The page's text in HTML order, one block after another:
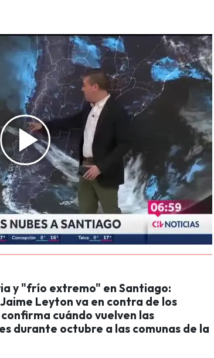
y "frío extremo" en Santiago:
Leyton va en contra de los
cuándo vuelven las
durante octubre a las comunas de la